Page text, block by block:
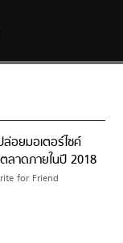
อยมอเตอร์ไซค์
ลาดภายในปี 2018
for Friend